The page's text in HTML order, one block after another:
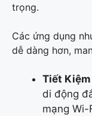
trọng.
Các ứng dụng
dễ dàng hơn,
Tiết
di động
mạng